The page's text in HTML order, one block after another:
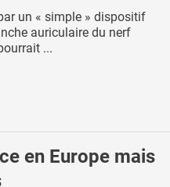
un « simple » dispositif
auriculaire du nerf
...
en Europe mais